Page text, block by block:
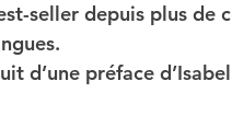
seller depuis plus de
d’une préface